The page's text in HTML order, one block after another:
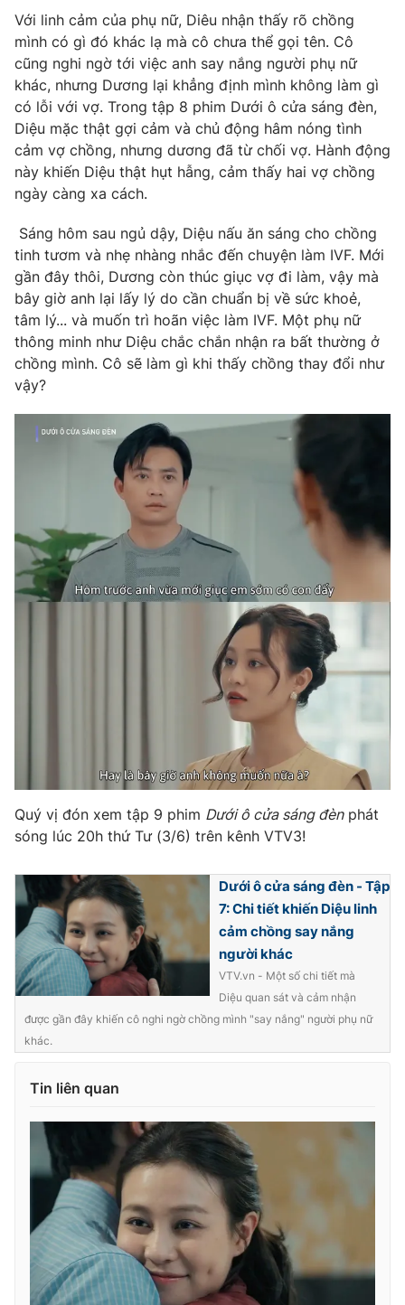
Câu chuyện quốc tế
Thị trường
Góc doanh nghiệp
Truyền hình
Phim VTV
Hậu trường
Nhân vật
Khán giả
Giải sao mai
Giải trí
Điện ảnh
Âm nhạc
Đời sống
Du lịch
Làm đẹp
Chất lượng cuộc sống
Tuyển sinh
Học trực tuyến
Công nghệ
Hitech Công nghệ tương lai
Sản phẩm
Thị trường
Tư vấn
Giao lưu trực tuyến
Lịch phát sóng
Chuyên mục khác
Photo
Video Shorts video
VTV Thể thao
Bất động sản
Tấm lòng Việt
VTV4 Vươn mình bằng AI
VTV9 VTV8
Liên hệ tòa soạn English
THỜI BÁO VTV
Cơ quan chủ quản:Đài Truyền hình Việt Nam
Cơ quan báo chí:
Thời báo VTV
Giấy phép hoạt động báo in và báo điện tử số 483/GP-BTTTT
cấp ngày 29/12/2023
Tổng Biên tập:Vũ Thanh Thủy
Phó Tổng Biên tập:Nguyễn Thị Mỹ Hạnh, Phạm Quốc Thắng,
Nguyễn Trọng Ninh
Tổng đài VTV: 024.38 355 931 - 024.38 355 932
Với linh cảm của phụ nữ, Diêu nhận thấy rõ chồng
mình có gì đó khác lạ mà cô chưa thể gọi tên. Cô
cũng nghi ngờ tới việc anh say nắng người phụ nữ
khác, nhưng Dương lại khẳng định mình không làm gì
có lỗi với vợ. Trong tập 8 phim Dưới ô cửa sáng đèn,
Diệu mặc thật gợi cảm và chủ động hâm nóng tình
cảm vợ chồng, nhưng dương đã từ chối vợ. Hành động
này khiến Diệu thật hụt hẫng, cảm thấy hai vợ chồng
ngày càng xa cách.
Sáng hôm sau ngủ dậy, Diệu nấu ăn sáng cho chồng
tinh tươm và nhẹ nhàng nhắc đến chuyện làm IVF. Mới
gần đây thôi, Dương còn thúc giục vợ đi làm, vậy mà
bây giờ anh lại lấy lý do cần chuẩn bị về sức khoẻ,
tâm lý... và muốn trì hoãn việc làm IVF. Một phụ nữ
thông minh như Diệu chắc chắn nhận ra bất thường ở
chồng mình. Cô sẽ làm gì khi thấy chồng thay đổi như
vậy?
Quý vị đón xem tập 9 phim Dưới ô cửa sáng đènphát
sóng lúc 20h thứ Tư (3/6) trên kênh VTV3!
Dưới ô cửa sáng đèn - Tập
7: Chi tiết khiến Diệu linh
cảm chồng say nắng
người khác
VTV.vn - Một số chi tiết mà
Diệu quan sát và cảm nhận
được gần đây khiến cô nghi ngờ chồng mình "say nắng" người phụ nữ
khác.
Tin liên quan